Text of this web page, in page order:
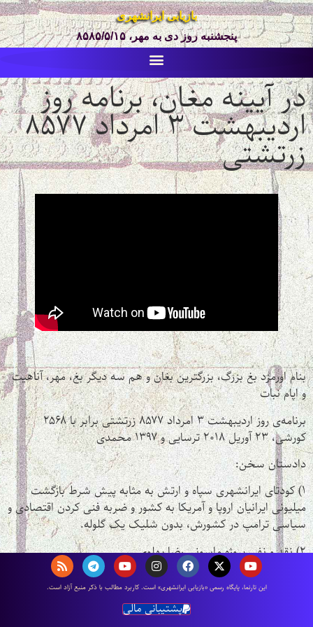
بازیابی ایرانشهری
پنجشنبه روز دی به مهر، ۸۵۸۵/۵/۱۵
در آیینه مغان، برنامه روز
اردیبهشت ۳ امرداد ۸۵۷۷
زرتشتی
بنام اورمزد بغ بزرگ، بزرگترین بغان و هم سه دیگر بغ، مهر، آناهیت
و اپام نبات
برنامه‌ی روز اردیبهشت ۳ امرداد ۸۵۷۷ زرتشتی برابر با ۲۵۶۸
کورشی، ۲۳ آوریل ۲۰۱۸ ترسایی و ۱۳۹۷ محمدی
دادستان سخن:
۱) کودتای ایرانشهری سپاه و ارتش به مثابه پیش شرط بازگشت
میلیونی ایرانیان اروپا و آمریکا به کشور و ضربه فنی کردن اقتصادی و
سیاسی ترامپ در کشورش، بدون شلیک یک گلوله.
۲) نقد و نفی پروژه ماسونی رضا پهلوی
دوشنبه روز شهریور، ۴ اردیبهشت ماه سال ۸۵۷۷ زرتشتی، نویسنده:
کیخسرو آرش گرگین
اين تارنما، پایگاه رسمی «بازیابی ایرانشهری» است. كاربرد مطالب با ذكر منبع آزاد است.
پشتیبانی مالی